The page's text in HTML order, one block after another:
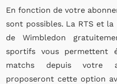
En fonction de votre
sont possibles. La RTS et
de Wimbledon
sportifs vous permettent
matchs depuis votre
proposeront cette option